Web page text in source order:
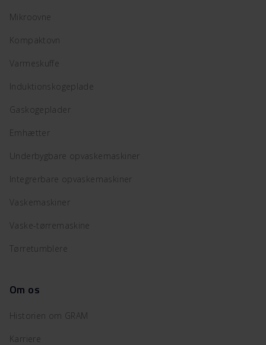
Mikroovne
Kompaktovn
Varmeskuffe
Induktionskogeplade
Gaskogeplader
Emhætter
Underbygbare opvaskemaskiner
Integrerbare opvaskemaskiner
Vaskemaskiner
Vaske-tørremaskine
Tørretumblere
Om os
Historien om GRAM
Karriere